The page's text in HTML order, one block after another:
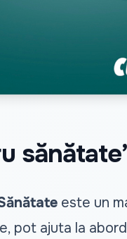
este un
pot ajuta la